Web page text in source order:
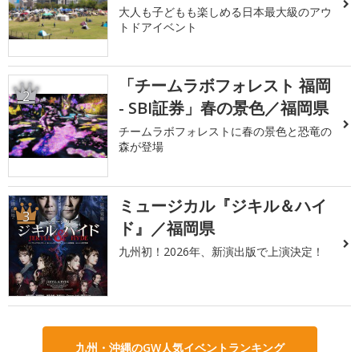
大人も子どもも楽しめる日本最大級のアウ
トドアイベント
2
「チームラボフォレスト 福岡
- SBI証券」春の景色／福岡県
チームラボフォレストに春の景色と恐竜の
森が登場
3
ミュージカル『ジキル＆ハイ
ド』／福岡県
九州初！2026年、新演出版で上演決定！
九州・沖縄のGW人気イベントランキング